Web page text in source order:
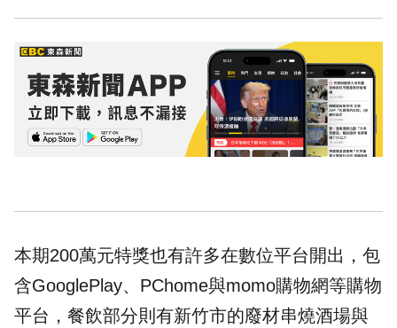
本期200萬元特獎也有許多在數位平台開出，包
含GooglePlay、PChome與momo購物網等購物
平台，餐飲部分則有新竹市的廢材串燒酒場與